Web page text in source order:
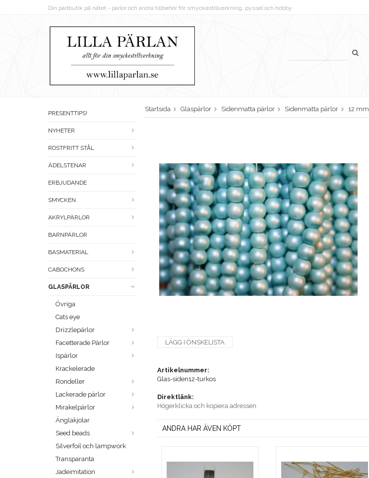
Din pärlbutik på nätet - pärlor och andra tillbehör för smyckestillverkning, pyssel och hobby
PRESENTTIPS!
NYHETER
ROSTFRITT STÅL
ÄDELSTENAR
ERBJUDANDE
SMYCKEN
AKRYLPÄRLOR
BARNPÄRLOR
BASMATERIAL
CABOCHONS
GLASPÄRLOR
Övriga
Cats eye
Drizzlepärlor
Facetterade Pärlor
Ispärlor
Krackelerade
Rondeller
Lackerade pärlor
Mirakelpärlor
Änglakjolar
Seed beads
Silverfoil och lampwork
Transparanta
Jadeimitation
Startsida Glaspärlor Sidenmatta pärlor Sidenmatta pärlor 12 mm
LÄGG I ÖNSKELISTA
Artikelnummer:
Glas-siden12-turkos
Direktlänk:
Högerklicka och kopiera adressen
ANDRA HAR ÄVEN KÖPT